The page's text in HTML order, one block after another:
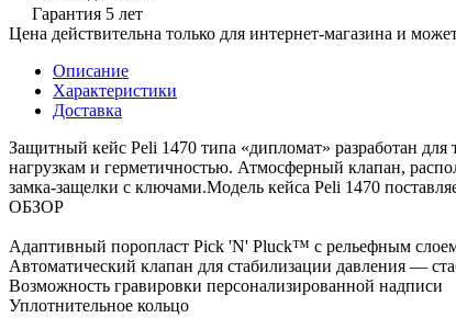
Гарантия 5 лет
Цена действительна только для интернет-магазина и
Описание
Характеристики
Доставка
Защитный кейс Peli 1470 типа «дипломат» разработан
нагрузкам и герметичностью. Атмосферный клапан,
замка-защелки с ключами.Модель кейса Peli 1470
ОБЗОР
Адаптивный поропласт Pick 'N' Pluck™ с рельефным
Автоматический клапан для стабилизации давления —
Возможность гравировки персонализированной надписи
Уплотнительное кольцо